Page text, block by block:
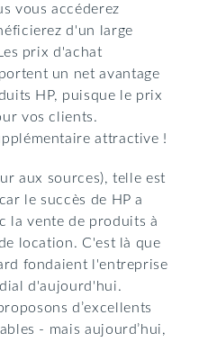
vous accéderez
d'un large
prix d'achat
un net avantage
HP, puisque le prix
vos clients.
attractive !
aux sources), telle est
le succès de HP a
la vente de produits à
location. C'est là que
fondaient l'entreprise
d'aujourd'hui.
d’excellents
- mais aujourd’hui,